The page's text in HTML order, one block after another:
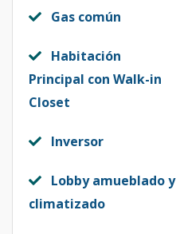
Gas común
Habitación
Principal con Walk-in
Closet
Inversor
Lobby amueblado y
climatizado